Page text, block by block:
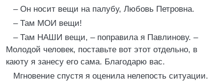
– Он носит вещи на палубу, Любовь Петровна.
– Там МОИ вещи!
– Там НАШИ вещи, – поправила я Павлинову. –
Молодой человек, поставьте вот этот отдельно, в
каюту я занесу его сама. Благодарю вас.
Мгновение спустя я оценила нелепость ситуации.